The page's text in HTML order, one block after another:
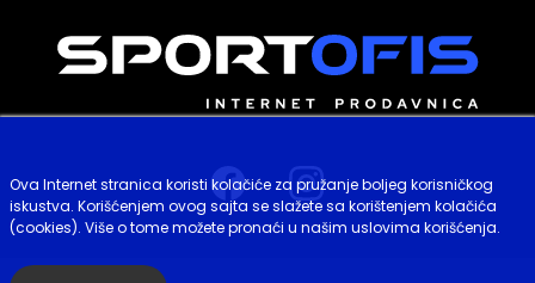
Ova Internet stranica koristi kolačiće za pružanje boljeg korisničkog
iskustva. Korišćenjem ovog sajta se slažete sa korištenjem kolačića
(cookies). Više o tome možete pronaći u našim uslovima korišćenja.